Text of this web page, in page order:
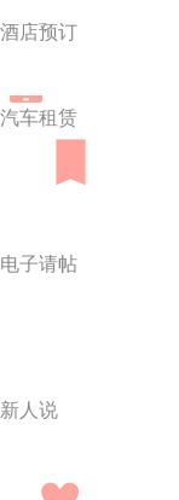
酒店预订
汽车租赁
电子请帖
新人说